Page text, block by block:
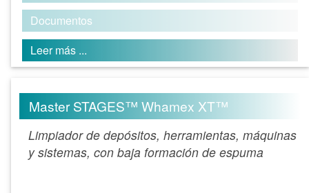
Documentos
Leer más ...
Master STAGES™ Whamex XT™
Limpiador de depósitos, herramientas, máquinas
y sistemas, con baja formación de espuma